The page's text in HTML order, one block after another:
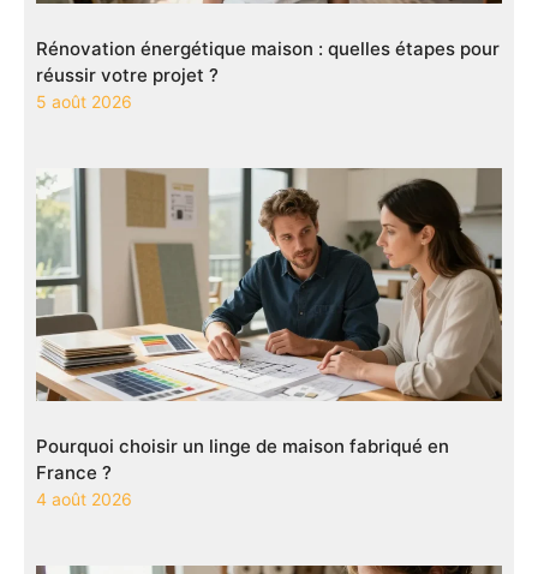
Rénovation énergétique maison : quelles étapes pour
réussir votre projet ?
5 août 2026
Pourquoi choisir un linge de maison fabriqué en
France ?
4 août 2026